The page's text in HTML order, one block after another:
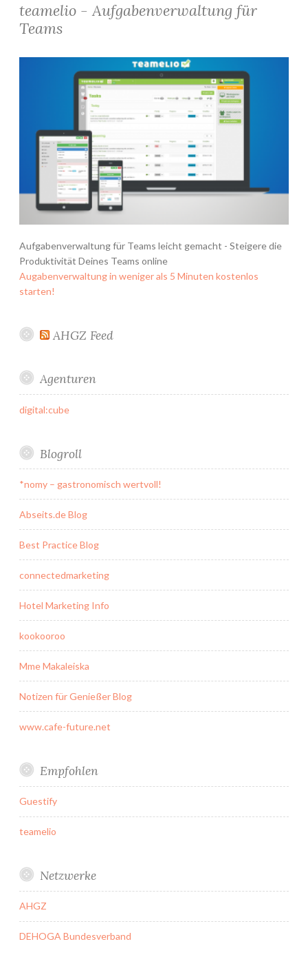
teamelio - Aufgabenverwaltung für
Teams
Aufgabenverwaltung für Teams leicht gemacht - Steigere die
Produktivität Deines Teams online
Augabenverwaltung in weniger als 5 Minuten kostenlos
starten!
AHGZ Feed
Agenturen
digital:cube
Blogroll
*nomy – gastronomisch wertvoll!
Abseits.de Blog
Best Practice Blog
connectedmarketing
Hotel Marketing Info
kookooroo
Mme Makaleiska
Notizen für Genießer Blog
www.cafe-future.net
Empfohlen
Guestify
teamelio
Netzwerke
AHGZ
DEHOGA Bundesverband